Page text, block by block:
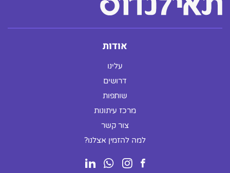
אודות
עלינו
דרושים
שותפות
מרכז עיתונות
צור קשר
למה להזמין אצלנו?